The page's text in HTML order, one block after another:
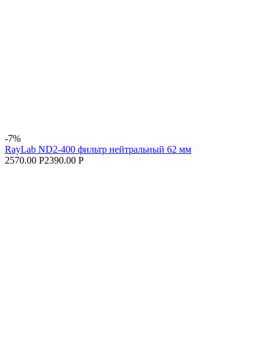
-7%
RayLab ND2-400 фильтр нейтральный 62 мм
2570.00 Р2390.00 Р